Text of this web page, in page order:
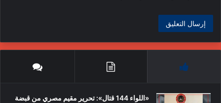
«اللواء 144 قتال»: تحرير مقيم مصري من قبضة